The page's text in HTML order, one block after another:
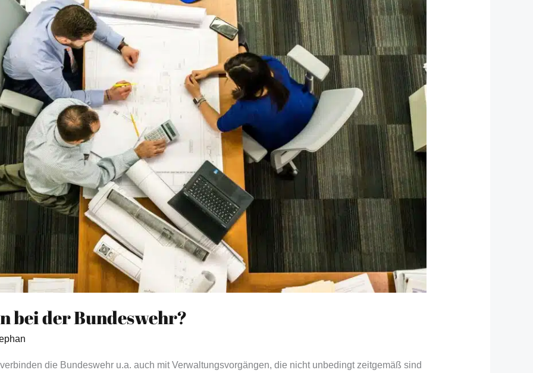
bei der Bundeswehr?
die Bundeswehr u.a. auch mit Verwaltungsvorgängen, die nicht unbedingt zeitgemäß sind